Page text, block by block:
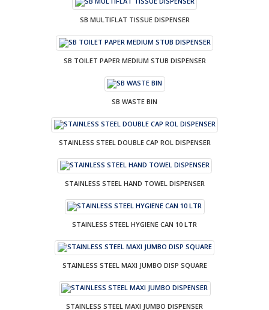
SB MULTIFLAT TISSUE DISPENSER
SB TOILET PAPER MEDIUM STUB DISPENSER
SB WASTE BIN
STAINLESS STEEL DOUBLE CAP ROL DISPENSER
STAINLESS STEEL HAND TOWEL DISPENSER
STAINLESS STEEL HYGIENE CAN 10 LTR
STAINLESS STEEL MAXI JUMBO DISP SQUARE
STAINLESS STEEL MAXI JUMBO DISPENSER